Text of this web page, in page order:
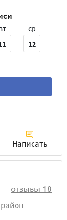
вт
ср
12
Написать
отзывы 18